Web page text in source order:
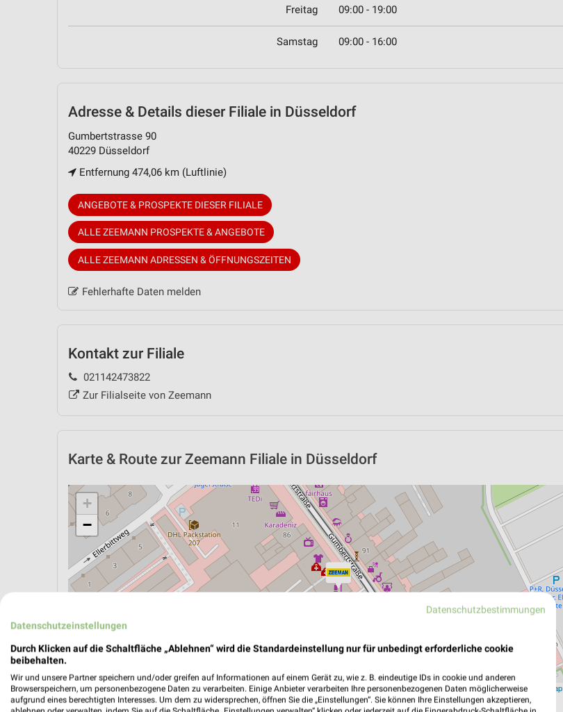
Freitag 09:00 - 19:00
Samstag 09:00 - 16:00
Adresse & Details dieser Filiale in Düsseldorf
Gumbertstrasse 90
40229 Düsseldorf
Entfernung 474,06 km (Luftlinie)
ANGEBOTE & PROSPEKTE DIESER FILIALE
ALLE ZEEMANN PROSPEKTE & ANGEBOTE
ALLE ZEEMANN ADRESSEN & ÖFFNUNGSZEITEN
Fehlerhafte Daten melden
Kontakt zur Filiale
021142473822
Zur Filialseite von Zeemann
Karte & Route zur Zeemann Filiale in Düsseldorf
+
−
Leaflet|©OpenStreetMap
Datenschutzbestimmungen
Datenschutzeinstellungen
Durch Klicken auf die Schaltfläche „Ablehnen“ wird die Standardeinstellung nur für unbedingt erforderliche cookie
beibehalten.
Wir und unsere Partner speichern und/oder greifen auf Informationen auf einem Gerät zu, wie z. B. eindeutige IDs in cookie und anderen
Browserspeichern, um personenbezogene Daten zu verarbeiten. Einige Anbieter verarbeiten Ihre personenbezogenen Daten möglicherweise
aufgrund eines berechtigten Interesses. Um dem zu widersprechen, öffnen Sie die „Einstellungen“. Sie können Ihre Einstellungen akzeptieren,